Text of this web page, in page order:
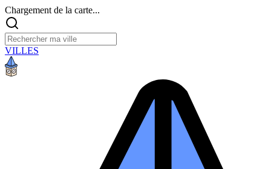
Chargement de la carte...
VILLES